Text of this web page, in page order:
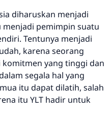
diharuskan menjadi
pemimpin suatu
Tentunya menjadi
karena seorang
yang tinggi dan
segala hal yang
itu dapat dilatih, salah
itu YLT hadir untuk